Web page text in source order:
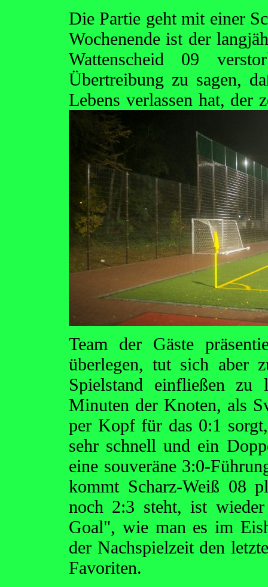
Die Partie geht mit einer
Wochenende ist der
Wattenscheid 09
Übertreibung zu sagen,
Lebens verlassen hat, der
Team der Gäste
überlegen, tut sich aber
Spielstand einfließen zu
Minuten der Knoten, als
per Kopf für das 0:1
sehr schnell und ein
eine souveräne 3:0-
kommt Scharz-Weiß 08
noch 2:3 steht, ist
Goal", wie man es im
der Nachspielzeit den
Favoriten.